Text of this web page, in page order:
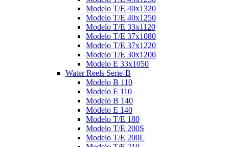
Modelo T/E 40x1320
Modelo T/E 40x1250
Modelo T/E 33x1120
Modelo T/E 37x1080
Modelo T/E 37x1220
Modelo T/E 30x1200
Modelo E 33x1050
Water Reels Serie-B
Modelo B 110
Modelo E 110
Modelo B 140
Modelo E 140
Modelo T/E 180
Modelo T/E 200S
Modelo T/E 200L